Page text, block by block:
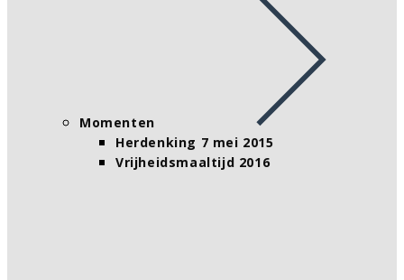
Momenten
Herdenking 7 mei 2015
Vrijheidsmaaltijd 2016